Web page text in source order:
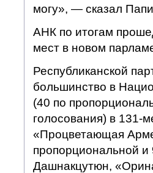
могу», — сказал
АНК по итогам
мест в новом
Республиканской
большинство в
(40 по
голосования) в 131-
«Процветающая
пропорциональной
Дашнакцутюн,